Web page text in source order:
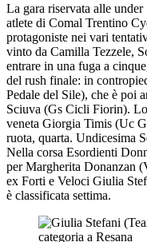
La gara riservata alle
atlete di Comal Trentino
protagoniste nei vari
vinto da Camilla Tezzele,
entrare in una fuga a
del rush finale: in
Pedale del Sile), che è poi
Sciuva (Gs Cicli Fiorin).
veneta Giorgia Timis (Uc
ruota, quarta. Undicesima
Nella corsa Esordienti
per Margherita Donanzan
ex Forti e Veloci Giulia
è classificata settima.